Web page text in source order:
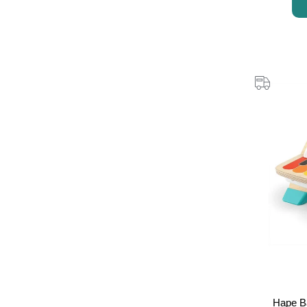
Hape Baby